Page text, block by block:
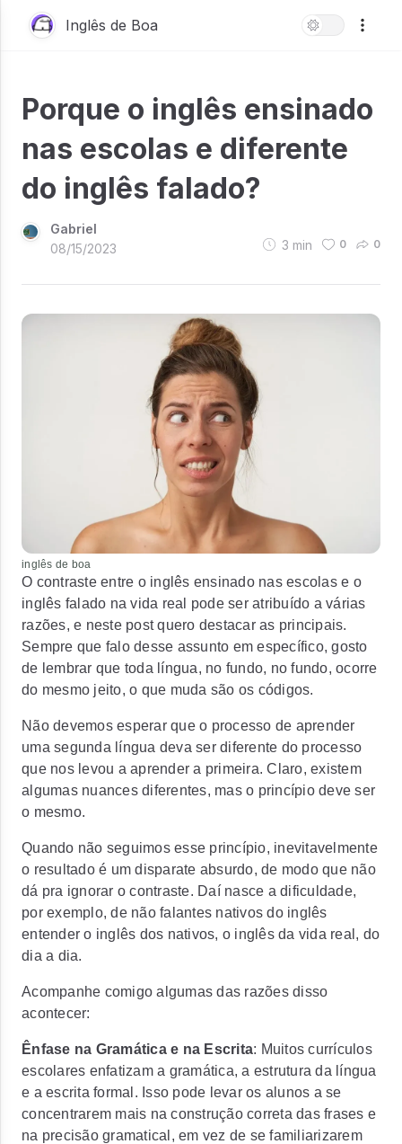
Inglês de Boa
Porque o inglês ensinado
nas escolas e diferente
do inglês falado?
Gabriel
08/15/2023
3 min 0 0
inglês de boa
O contraste entre o inglês ensinado nas escolas e o
inglês falado na vida real pode ser atribuído a várias
razões, e neste post quero destacar as principais.
Sempre que falo desse assunto em específico, gosto
de lembrar que toda língua, no fundo, no fundo, ocorre
do mesmo jeito, o que muda são os códigos.
Não devemos esperar que o processo de aprender
uma segunda língua deva ser diferente do processo
que nos levou a aprender a primeira. Claro, existem
algumas nuances diferentes, mas o princípio deve ser
o mesmo.
Quando não seguimos esse princípio, inevitavelmente
o resultado é um disparate absurdo, de modo que não
dá pra ignorar o contraste. Daí nasce a dificuldade,
por exemplo, de não falantes nativos do inglês
entender o inglês dos nativos, o inglês da vida real, do
dia a dia.
Acompanhe comigo algumas das razões disso
acontecer:
Ênfase na Gramática e na Escrita: Muitos currículos
escolares enfatizam a gramática, a estrutura da língua
e a escrita formal. Isso pode levar os alunos a se
concentrarem mais na construção correta das frases e
na precisão gramatical, em vez de se familiarizarem